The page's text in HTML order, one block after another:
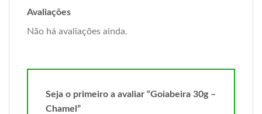
Avaliações
Não há avaliações ainda.
Seja o primeiro a avaliar “Goiabeira 30g –
Chamel”